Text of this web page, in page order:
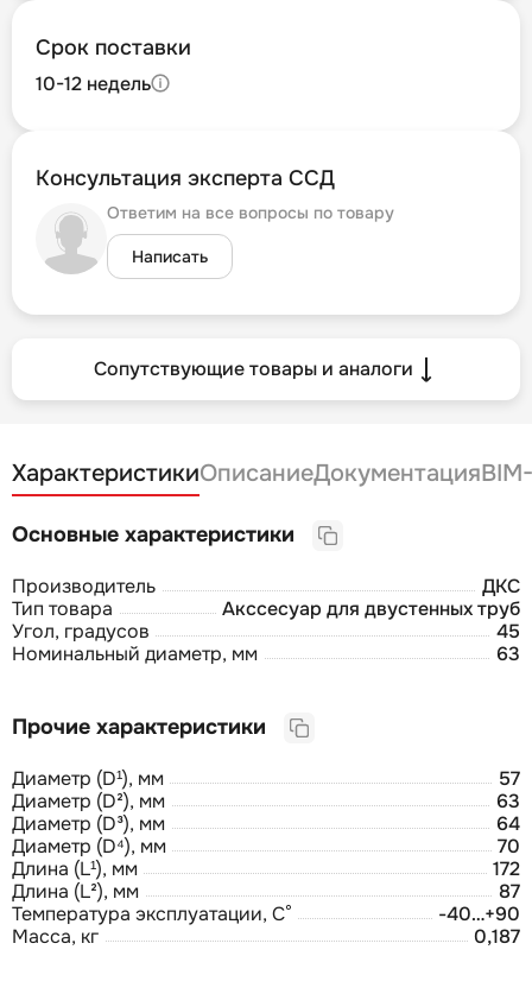
Срок поставки
10-12 недель
Консультация эксперта ССД
Ответим на все вопросы по товару
Написать
Сопутствующие товары и аналоги
ХарактеристикиОписаниеДокументация
Основные характеристики
Производитель
ДКС
Тип товара
Акссесуар для двустенных труб
Угол, градусов
45
Номинальный диаметр, мм
63
Прочие характеристики
Диаметр (D¹), мм
57
Диаметр (D²), мм
63
Диаметр (D³), мм
64
Диаметр (D⁴), мм
70
Длина (L¹), мм
172
Длина (L²), мм
87
Температура эксплуатации, С°
-40…+90
Масса, кг
0,187